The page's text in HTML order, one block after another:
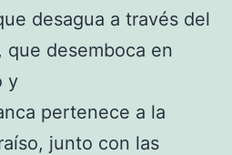
desagua a través del
que desemboca en
y
pertenece a la
junto con las